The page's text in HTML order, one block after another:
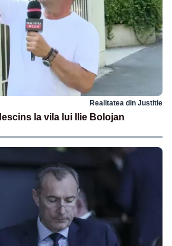
Realitatea din Justitie
la vila lui Ilie Bolojan